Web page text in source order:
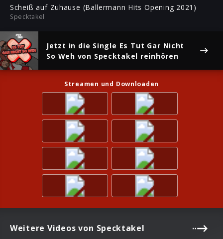
Scheiß auf Zuhause (Ballermann Hits Opening 2021)
Specktakel
Jetzt in die Single Es Tut Gar Nicht
So Weh von Specktakel reinhören
Streamen und Downloaden
Weitere Videos von Specktakel